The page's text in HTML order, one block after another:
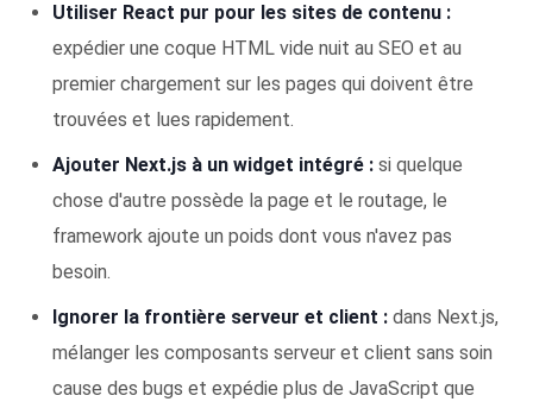
Utiliser React pur pour les sites de contenu :
expédier une coque HTML vide nuit au SEO et au
premier chargement sur les pages qui doivent être
trouvées et lues rapidement.
Ajouter Next.js à un widget intégré : si quelque
chose d'autre possède la page et le routage, le
framework ajoute un poids dont vous n'avez pas
besoin.
Ignorer la frontière serveur et client : dans Next.js,
mélanger les composants serveur et client sans soin
cause des bugs et expédie plus de JavaScript que